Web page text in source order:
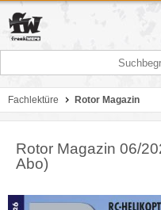
Fachlektüre Rotor Magazin
Rotor Magazin 06/
Abo)